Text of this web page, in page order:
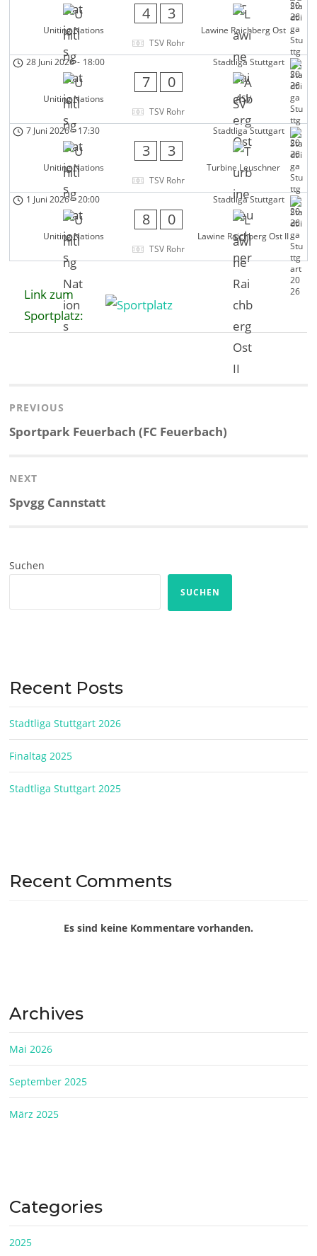
Uniting Nations
4 3
Lawine Raichberg Ost
TSV Rohr
Stadtliga Stuttgart
28 Juni 2026 - 18:00
Uniting Nations
7 0
ASV
TSV Rohr
Stadtliga Stuttgart
7 Juni 2026 - 17:30
Uniting Nations
3 3
Turbine Leuschner
TSV Rohr
Stadtliga Stuttgart
1 Juni 2026 - 20:00
Uniting Nations
8 0
Lawine Raichberg Ost II
TSV Rohr
Link zum
Sportplatz:
PREVIOUS
Previous
Sportpark Feuerbach (FC Feuerbach)
NEXT
Next
Spvgg Cannstatt
Suchen
SUCHEN
Recent Posts
Stadtliga Stuttgart 2026
Finaltag 2025
Stadtliga Stuttgart 2025
Recent Comments
Es sind keine Kommentare vorhanden.
Archives
Mai 2026
September 2025
März 2025
Categories
2025